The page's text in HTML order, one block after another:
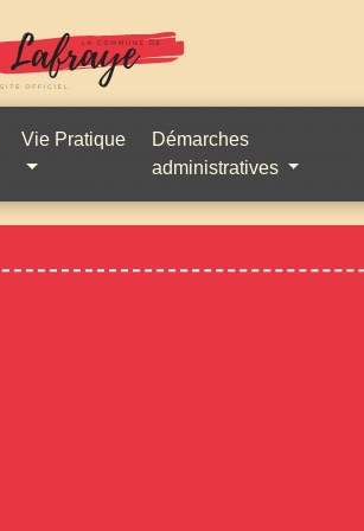
Vie Pratique
Démarches
administratives